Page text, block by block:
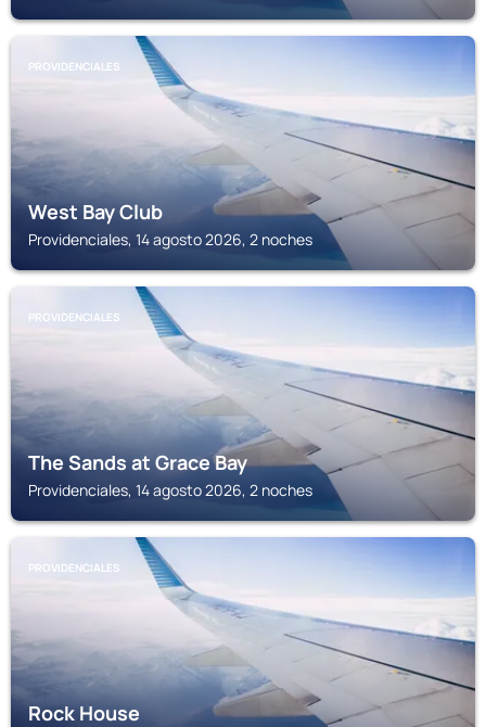
PROVIDENCIALES
West Bay Club
Providenciales, 14 agosto 2026, 2 noches
PROVIDENCIALES
The Sands at Grace Bay
Providenciales, 14 agosto 2026, 2 noches
PROVIDENCIALES
Rock House